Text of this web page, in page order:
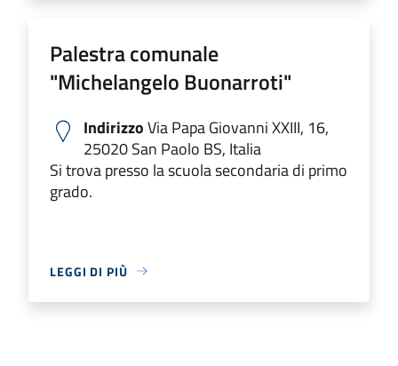
Palestra comunale
"Michelangelo Buonarroti"
IndirizzoVia Papa Giovanni XXIII, 16,
25020 San Paolo BS, Italia
Si trova presso la scuola secondaria di primo
grado.
LEGGI DI PIÙ